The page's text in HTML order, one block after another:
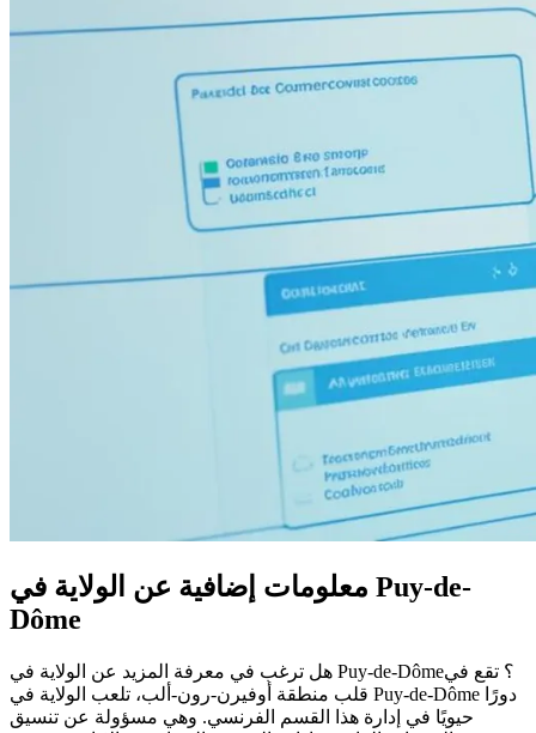
معلومات إضافية عن الولاية في Puy-de-
Dôme
هل ترغب في معرفة المزيد عن الولاية في Puy-de-Dôme؟ تقع في
قلب منطقة أوفيرن-رون-ألب، تلعب الولاية في Puy-de-Dôme دورًا
حيويًا في إدارة هذا القسم الفرنسي. وهي مسؤولة عن تنسيق